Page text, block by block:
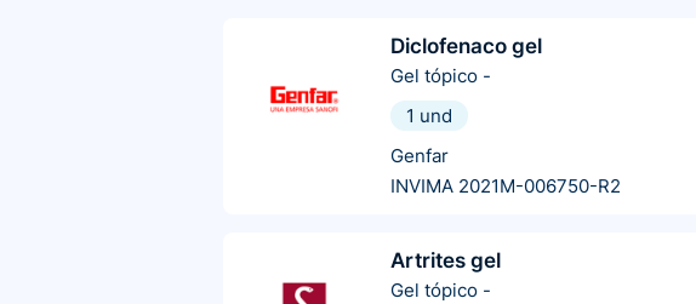
Diclofenaco gel
Gel tópico -
1 und
Genfar
INVIMA 2021M-006750-R2
Artrites gel
Gel tópico -